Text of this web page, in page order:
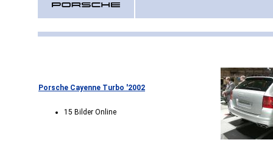
Porsche Cayenne Turbo '2002
15 Bilder Online